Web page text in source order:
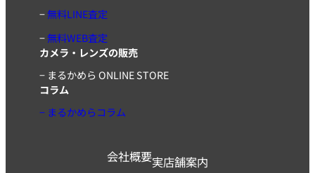
−無料LINE査定
−無料WEB査定
カメラ・レンズの販売
− まるかめら ONLINE STORE
コラム
− まるかめらコラム
会社概要実店舗案内